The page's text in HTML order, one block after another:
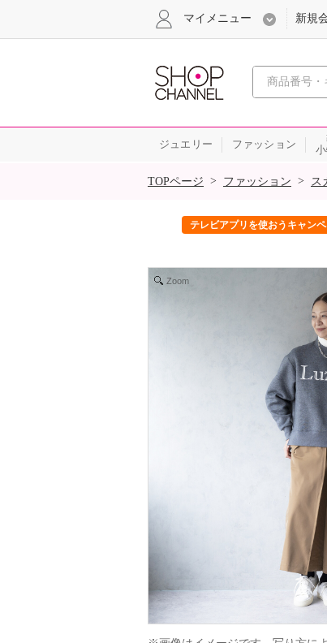
心
マイメニュー 新規
ジュエリー ファッション
SALE
TOPページ > ファッション > ス
テレビアプリを使おうキャン
Zoom